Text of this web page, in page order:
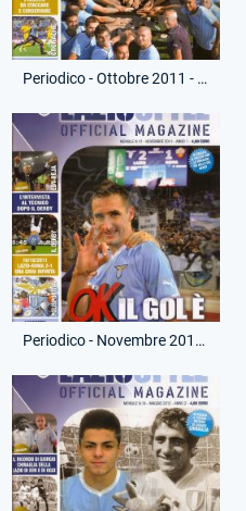
Periodico - Ottobre 2011 - Lazio Style Magazine
Periodico - Novembre 2011 - Lazio Style Magazine